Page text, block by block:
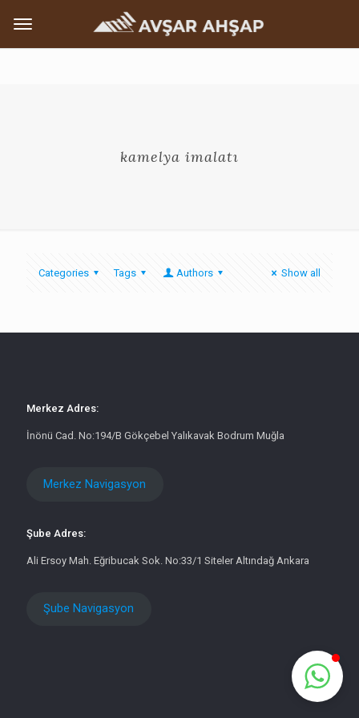
kamelya imalatı
Categories Tags Authors Show all
Merkez Adres:
İnönü Cad. No:194/B Gökçebel Yalıkavak Bodrum Muğla
Merkez Navigasyon
Şube Adres:
Ali Ersoy Mah. Eğribucak Sok. No:33/1 Siteler Altındağ Ankara
Şube Navigasyon